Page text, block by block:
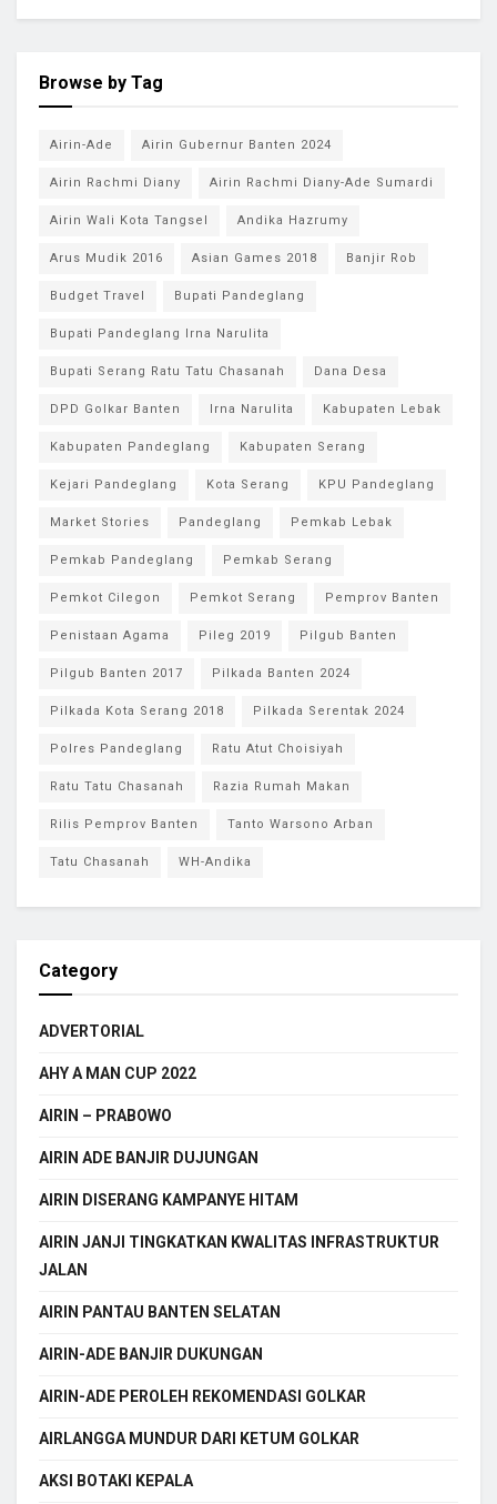
Browse by Tag
Airin-Ade Airin Gubernur Banten 2024
Airin Rachmi Diany Airin Rachmi Diany-Ade Sumardi
Airin Wali Kota Tangsel Andika Hazrumy
Arus Mudik 2016 Asian Games 2018 Banjir Rob
Budget Travel Bupati Pandeglang
Bupati Pandeglang Irna Narulita
Bupati Serang Ratu Tatu Chasanah Dana Desa
DPD Golkar Banten Irna Narulita Kabupaten Lebak
Kabupaten Pandeglang Kabupaten Serang
Kejari Pandeglang Kota Serang KPU Pandeglang
Market Stories Pandeglang Pemkab Lebak
Pemkab Pandeglang Pemkab Serang
Pemkot Cilegon Pemkot Serang Pemprov Banten
Penistaan Agama Pileg 2019 Pilgub Banten
Pilgub Banten 2017 Pilkada Banten 2024
Pilkada Kota Serang 2018 Pilkada Serentak 2024
Polres Pandeglang Ratu Atut Choisiyah
Ratu Tatu Chasanah Razia Rumah Makan
Rilis Pemprov Banten Tanto Warsono Arban
Tatu Chasanah WH-Andika
Category
ADVERTORIAL
AHY A MAN CUP 2022
AIRIN – PRABOWO
AIRIN ADE BANJIR DUJUNGAN
AIRIN DISERANG KAMPANYE HITAM
AIRIN JANJI TINGKATKAN KWALITAS INFRASTRUKTUR
JALAN
AIRIN PANTAU BANTEN SELATAN
AIRIN-ADE BANJIR DUKUNGAN
AIRIN-ADE PEROLEH REKOMENDASI GOLKAR
AIRLANGGA MUNDUR DARI KETUM GOLKAR
AKSI BOTAKI KEPALA